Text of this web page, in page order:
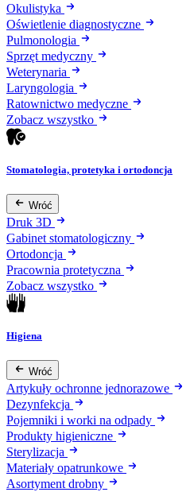
Okulistyka
Oświetlenie diagnostyczne
Pulmonologia
Sprzęt medyczny
Weterynaria
Laryngologia
Ratownictwo medyczne
Zobacz wszystko
Stomatologia, protetyka i ortodoncja
Wróć
Druk 3D
Gabinet stomatologiczny
Ortodoncja
Pracownia protetyczna
Zobacz wszystko
Higiena
Wróć
Artykuły ochronne jednorazowe
Dezynfekcja
Pojemniki i worki na odpady
Produkty higieniczne
Sterylizacja
Materiały opatrunkowe
Asortyment drobny